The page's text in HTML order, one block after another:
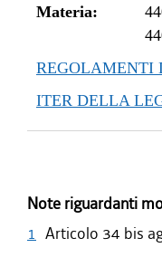
Materia:
REGOLAMENTI
ITER DELLA
Note riguardanti
1 Articolo 34 bis